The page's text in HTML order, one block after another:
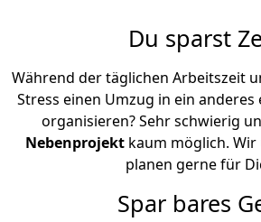
Du sparst
Während der täglichen Arbeitszeit
Stress einen Umzug in ein anderes
organisieren? Sehr schwierig
Nebenprojekt kaum möglich.
planen gerne für
Spar bares